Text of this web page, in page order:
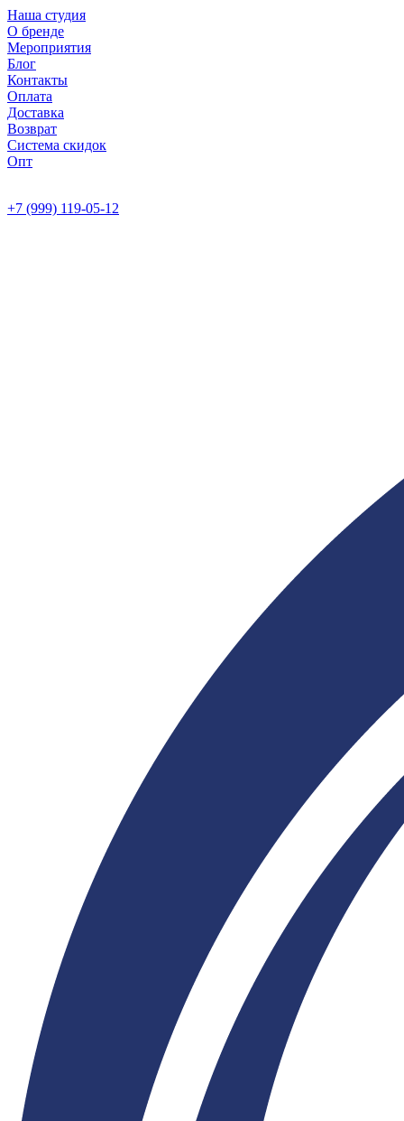
Наша студия
О бренде
Мероприятия
Блог
Контакты
Оплата
Доставка
Возврат
Система скидок
Опт
+7 (999) 119-05-12